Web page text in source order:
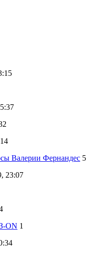
Валерии Фернандес 5
23:07
ON 1